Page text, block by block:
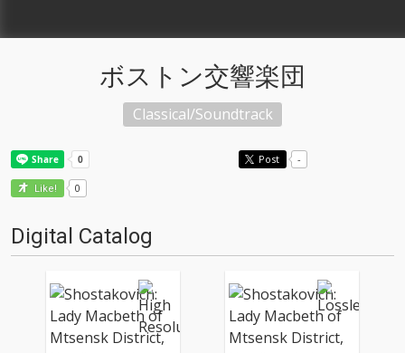
ボストン交響楽団
Classical/Soundtrack
Post -
Like! 0
Digital Catalog